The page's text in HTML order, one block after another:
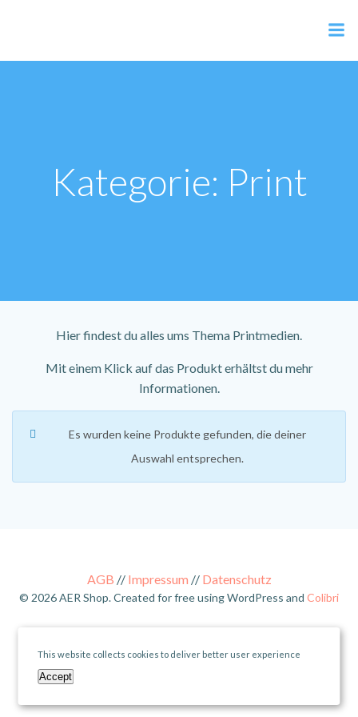
Kategorie: Print
Hier findest du alles ums Thema Printmedien.
Mit einem Klick auf das Produkt erhältst du mehr
Informationen.
Es wurden keine Produkte gefunden, die deiner
Auswahl entsprechen.
AGB // Impressum // Datenschutz
© 2026 AER Shop. Created for free using WordPress and Colibri
Vertrag widerrufen
This website collects cookies to deliver better user experience
Accept